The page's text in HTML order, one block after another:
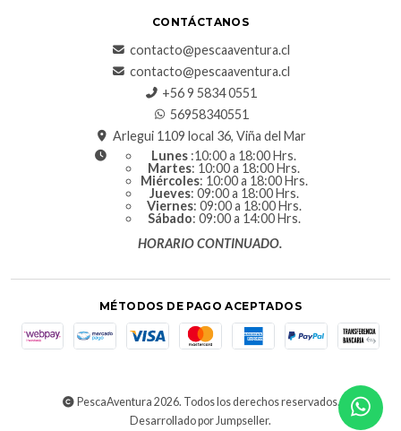
CONTÁCTANOS
contacto@pescaaventura.cl
contacto@pescaaventura.cl
+56 9 5834 0551
56958340551
Arlegui 1109 local 36, Viña del Mar
Lunes :10:00 a 18:00 Hrs.
Martes: 10:00 a 18:00 Hrs.
Miércoles: 10:00 a 18:00 Hrs.
Jueves: 09:00 a 18:00 Hrs.
Viernes: 09:00 a 18:00 Hrs.
Sábado: 09:00 a 14:00 Hrs.
HORARIO CONTINUADO.
MÉTODOS DE PAGO ACEPTADOS
PescaAventura 2026. Todos los derechos reservados.
Desarrollado por Jumpseller.